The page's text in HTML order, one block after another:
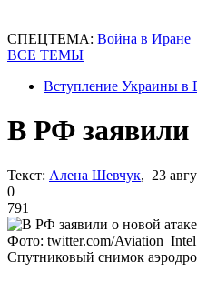
СПЕЦТЕМА: Война в Иране
ВСЕ ТЕМЫ
Вступление Украины в
В РФ заявили
Текст: Алена Шевчук, 23
0
791
Фото: twitter.com/Aviation_Intel
Спутниковый снимок